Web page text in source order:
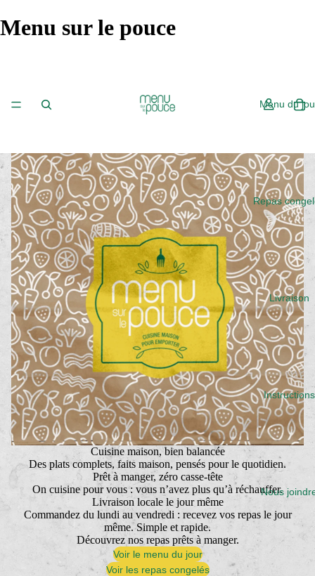
Menu sur le pouce
Menu du
Repas
Livraison
Instructions
Nous
Cuisine maison, bien balancée
Des plats complets, faits maison, pensés pour le quotidien.
Prêt à manger, zéro casse-tête
On cuisine pour vous : vous n’avez plus qu’à réchauffer.
Livraison locale le jour même
Commandez du lundi au vendredi : recevez vos repas le jour
même. Simple et rapide.
Découvrez nos repas prêts à manger.
Voir le menu du jour
Voir les repas congelés